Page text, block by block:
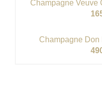
Champagne Veuve
Champagne